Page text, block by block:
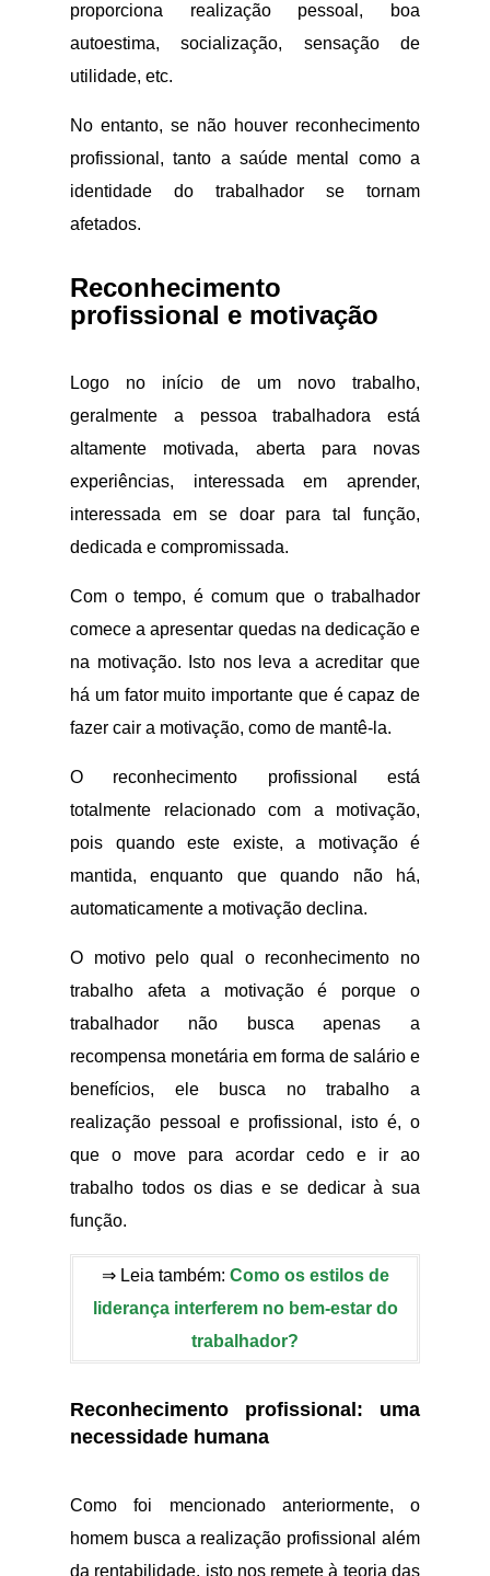
proporciona realização pessoal, boa
autoestima, socialização, sensação de
utilidade, etc.
No entanto, se não houver reconhecimento
profissional, tanto a saúde mental como a
identidade do trabalhador se tornam
afetados.
Reconhecimento
profissional e motivação
Logo no início de um novo trabalho,
geralmente a pessoa trabalhadora está
altamente motivada, aberta para novas
experiências, interessada em aprender,
interessada em se doar para tal função,
dedicada e compromissada.
Com o tempo, é comum que o trabalhador
comece a apresentar quedas na dedicação e
na motivação. Isto nos leva a acreditar que
há um fator muito importante que é capaz de
fazer cair a motivação, como de mantê-la.
O reconhecimento profissional está
totalmente relacionado com a motivação,
pois quando este existe, a motivação é
mantida, enquanto que quando não há,
automaticamente a motivação declina.
O motivo pelo qual o reconhecimento no
trabalho afeta a motivação é porque o
trabalhador não busca apenas a
recompensa monetária em forma de salário e
benefícios, ele busca no trabalho a
realização pessoal e profissional, isto é, o
que o move para acordar cedo e ir ao
trabalho todos os dias e se dedicar à sua
função.
⇒ Leia também: Como os estilos de
liderança interferem no bem-estar do
trabalhador?
Reconhecimento profissional: uma
necessidade humana
Como foi mencionado anteriormente, o
homem busca a realização profissional além
da rentabilidade, isto nos remete à teoria das